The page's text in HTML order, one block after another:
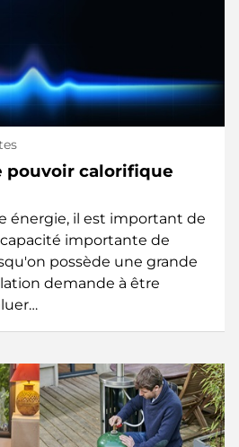
pouvoir calorifique
énergie, il est important de
importante de
possède une grande
demande à être